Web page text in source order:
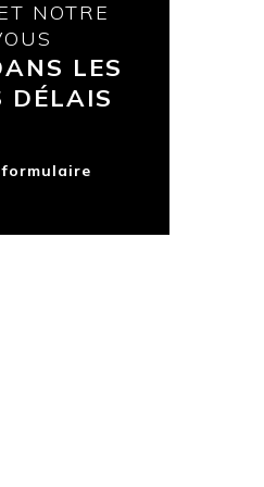
NOTRE
LES
DÉLAIS
formulaire